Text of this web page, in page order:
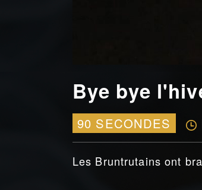
Bye bye
90 SECONDES
Les Bruntrutains ont